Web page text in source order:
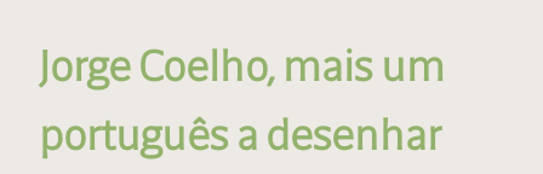
Jorge Coelho, mais um
português a desenhar